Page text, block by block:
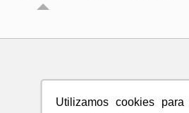
Utilizamos cookies para